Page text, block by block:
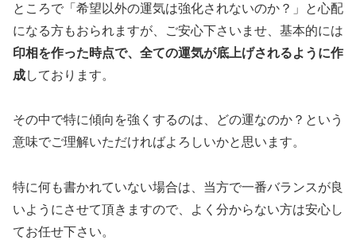
ところで「希望以外の運気は強化されないのか？」と心配
になる方もおられますが、ご安心下さいませ、基本的には
印相を作った時点で、全ての運気が底上げされるように作
成しております。
その中で特に傾向を強くするのは、どの運なのか？という
意味でご理解いただければよろしいかと思います。
特に何も書かれていない場合は、当方で一番バランスが良
いようにさせて頂きますので、よく分からない方は安心し
てお任せ下さい。